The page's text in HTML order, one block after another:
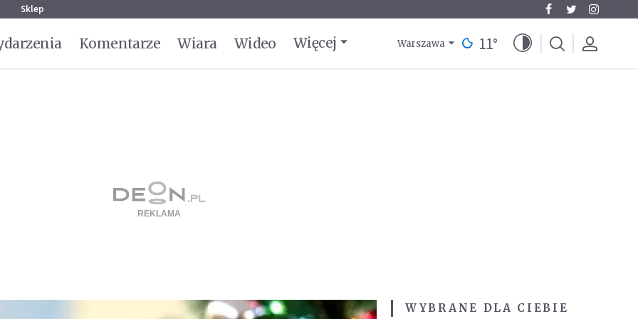
Sklep
Komentarze Wiara Wideo Więcej Warszawa 11°
WYBRANE DLA CIEBIE